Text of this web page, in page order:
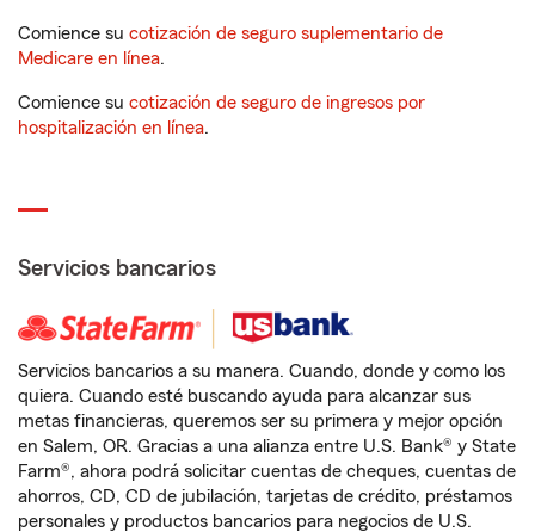
Comience su cotización de seguro suplementario de
Medicare en línea.
Comience su cotización de seguro de ingresos por
hospitalización en línea.
Servicios bancarios
Servicios bancarios a su manera. Cuando, donde y como los
quiera. Cuando esté buscando ayuda para alcanzar sus
metas financieras, queremos ser su primera y mejor opción
en Salem, OR. Gracias a una alianza entre U.S. Bank® y State
Farm®, ahora podrá solicitar cuentas de cheques, cuentas de
ahorros, CD, CD de jubilación, tarjetas de crédito, préstamos
personales y productos bancarios para negocios de U.S.